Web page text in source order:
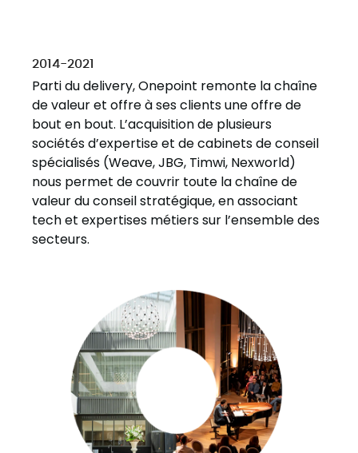
2014-2021
Parti du delivery, Onepoint remonte la chaîne
de valeur et offre à ses clients une offre de
bout en bout. L’acquisition de plusieurs
sociétés d’expertise et de cabinets de conseil
spécialisés (Weave, JBG, Timwi, Nexworld)
nous permet de couvrir toute la chaîne de
valeur du conseil stratégique, en associant
tech et expertises métiers sur l’ensemble des
secteurs.